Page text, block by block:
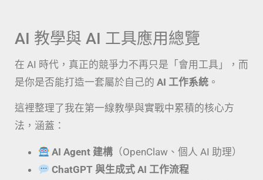
AI 教學與 AI 工具應用總覽
在 AI 時代，真正的競爭力不再只是「會用工具」，而
是你是否能打造一套屬於自己的 AI 工作系統 。
這裡整理了我在第一線教學與實戰中累積的核心方
法，涵蓋：
AI Agent 建構 （OpenClaw、個人 AI 助理）
ChatGPT 與生成式 AI 工作流程